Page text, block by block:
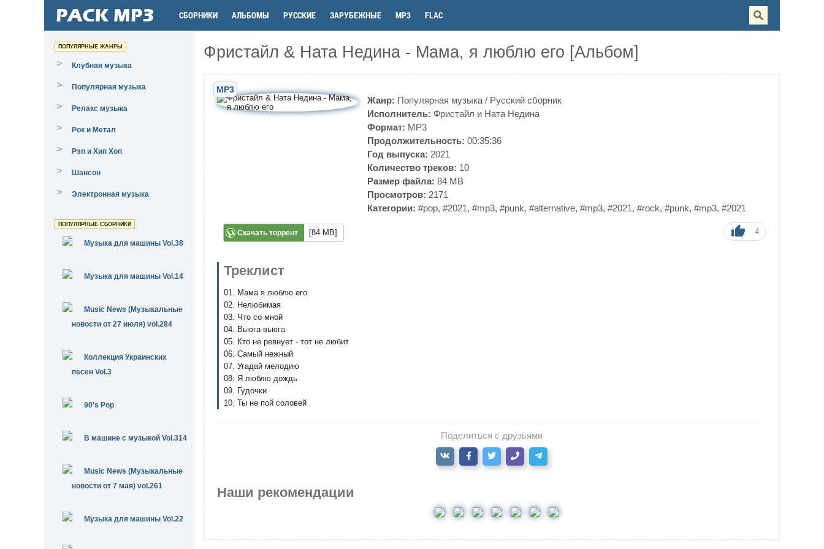
СБОРНИКИ АЛЬБОМЫ РУССКИЕ ЗАРУБЕЖНЫЕ MP3 FLAC
Фристайл & Ната Недина - Мама, я люблю его [Альбом]
MP3
Жанр: Популярная музыка / Русский сборник
Исполнитель: Фристайл и Ната Недина
Формат: MP3
Продолжительность: 00:35:36
Год выпуска: 2021
Количество треков: 10
Размер файла: 84 MB
Просмотров: 2171
Категории: #pop, #2021, #mp3, #punk, #alternative, #mp3, #2021, #rock, #punk, #mp3, #2021
Скачать торрент [84 MB] 4
Треклист
01. Мама я люблю его
02. Нелюбимая
03. Что со мной
04. Вьюга-вьюга
05. Кто не ревнует - тот не любит
06. Самый нежный
07. Угадай мелодию
08. Я люблю дождь
09. Гудочки
10. Ты не пой соловей
Поделиться с друзьями
Наши рекомендации
ПОПУЛЯРНЫЕ ЖАНРЫ
> Клубная музыка
> Популярная музыка
> Релакс музыка
> Рок и Метал
> Рэп и Хип Хоп
> Шансон
> Электронная музыка
ПОПУЛЯРНЫЕ СБОРНИКИ
Музыка для машины Vol.38
Музыка для машины Vol.14
Music News (Музыкальные
новости от 27 июля) vol.284
Коллекция Украинских
песен Vol.3
90's Pop
В машине с музыкой Vol.314
Music News (Музыкальные
новости от 7 мая) vol.261
Музыка для машины Vol.22